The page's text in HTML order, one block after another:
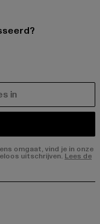
omgaat, vind je in onze
uitschrijven. Lees de